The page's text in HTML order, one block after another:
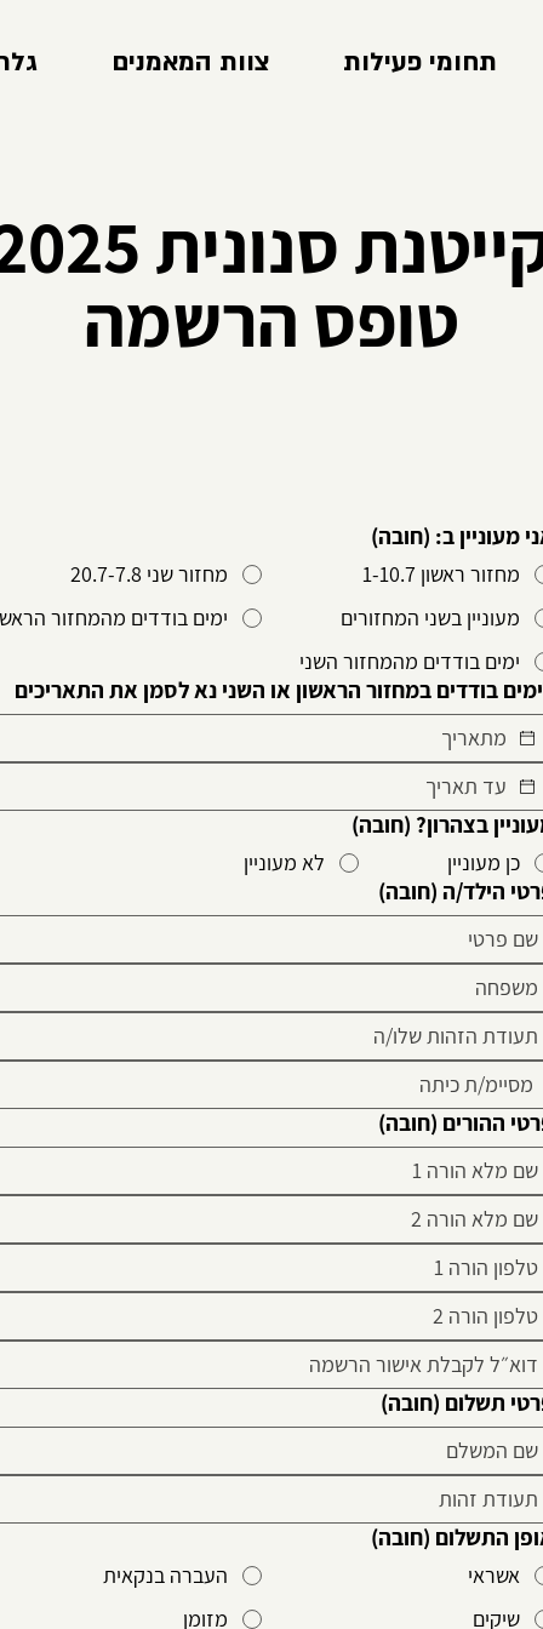
תחומי פעילות צוות המאמנים
סנונית 2025
טופס הרשמה
מעוניין ב: (חובה)
מחזור ראשון 1-10.7
מחזור שני 20.7-7.8
מעוניין בשני המחזורים
ימים בודדים מהמחזור
ימים בודדים מהמחזור השני
בודדים במחזור הראשון או השני נא לסמן את התאריכים
בצהרון? (חובה)
כן מעוניין לא מעוניין
הילד/ה (חובה)
ההורים (חובה)
תשלום (חובה)
התשלום (חובה)
אשראי
העברה בנקאית
שיקים
מזומן